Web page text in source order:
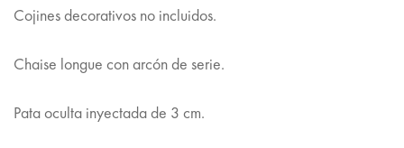
Cojines decorativos no incluidos.
Chaise longue con arcón de serie.
Pata oculta inyectada de 3 cm.